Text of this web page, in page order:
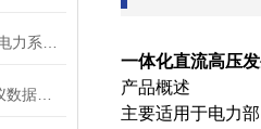
一体化直流高压
产品概述
主要适用于电力